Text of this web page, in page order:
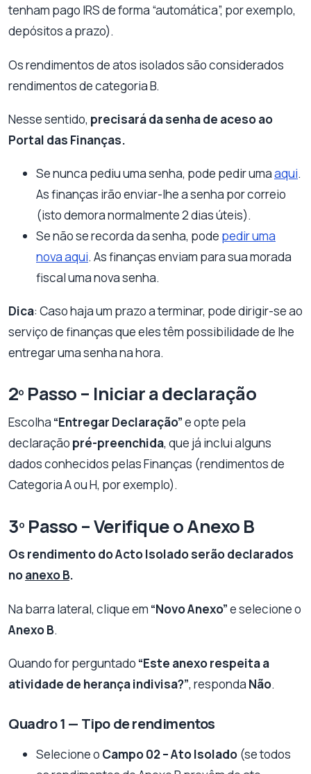
tenham pago IRS de forma “automática”, por exemplo,
depósitos a prazo).
Os rendimentos de atos isolados são considerados
rendimentos de categoria B.
Nesse sentido, precisará da senha de aceso ao
Portal das Finanças.
Se nunca pediu uma senha, pode pedir umaaqui.
As finanças irão enviar-lhe a senha por correio
(isto demora normalmente 2 dias úteis).
Se não se recorda da senha, pode pedir uma
nova aqui. As finanças enviam para sua morada
fiscal uma nova senha.
Dica: Caso haja um prazo a terminar, pode dirigir-se ao
serviço de finanças que eles têm possibilidade de lhe
entregar uma senha na hora.
2º Passo – Iniciar a declaração
Escolha “Entregar Declaração”e opte pela
declaração pré-preenchida, que já inclui alguns
dados conhecidos pelas Finanças (rendimentos de
Categoria A ou H, por exemplo).
3º Passo – Verifique o Anexo B
Os rendimento do Acto Isolado serão declarados
noanexo B.
Na barra lateral, clique em “Novo Anexo”e selecione o
Anexo B.
Quando for perguntado “Este anexo respeita a
atividade de herança indivisa?”, responda Não.
Quadro 1 — Tipo de rendimentos
Selecione o Campo 02 – Ato Isolado (se todos